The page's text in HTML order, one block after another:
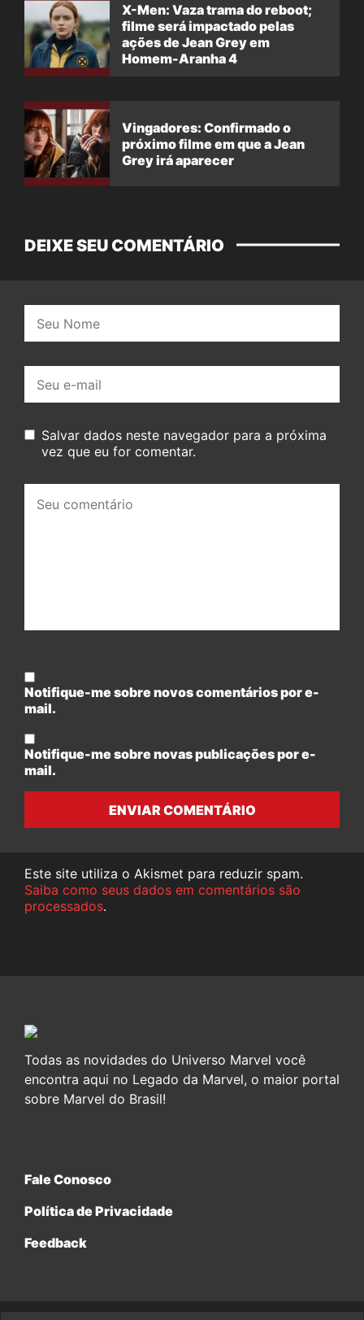
X-Men: Vaza trama do reboot;
filme será impactado pelas
ações de Jean Grey em
Homem-Aranha 4
Vingadores: Confirmado o
próximo filme em que a Jean
Grey irá aparecer
DEIXE SEU COMENTÁRIO
mail:
Salvar dados neste navegador para a próxima
vez que eu for comentar.
comentário:
Notifique-me sobre novos comentários por e-
mail.
Notifique-me sobre novas publicações por e-
mail.
ENVIAR COMENTÁRIO
Este site utiliza o Akismet para reduzir spam.
Saiba como seus dados em comentários são
processados.
Todas as novidades do Universo Marvel você
encontra aqui no Legado da Marvel, o maior portal
sobre Marvel do Brasil!
Fale Conosco
Política de Privacidade
Feedback